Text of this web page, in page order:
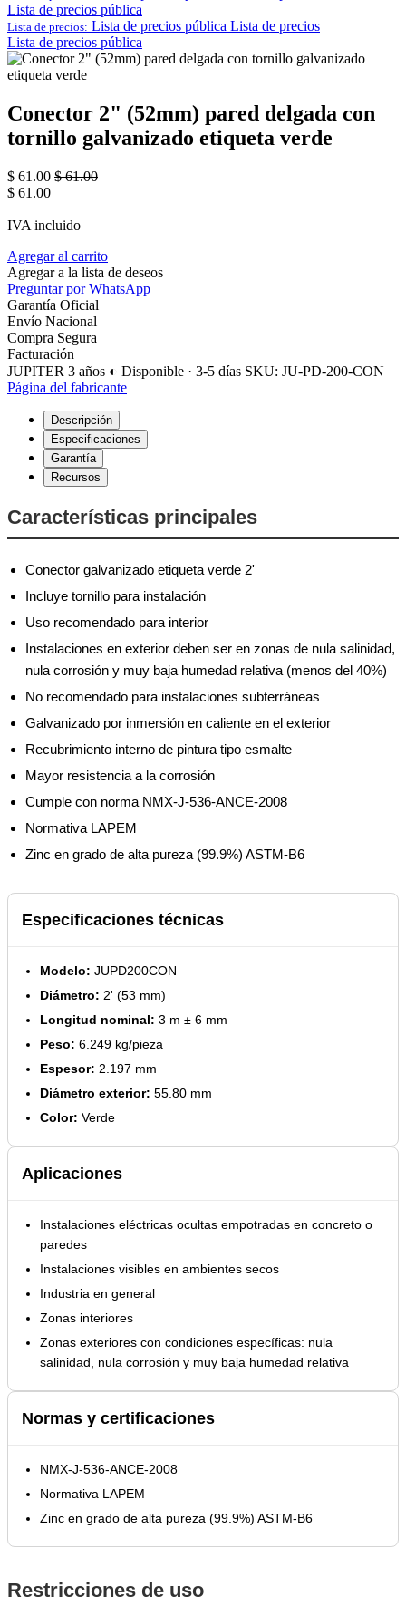
Lista de precios pública
Lista de precios: Lista de precios pública Lista de precios
Lista de precios pública
Conector 2" (52mm) pared delgada con
tornillo galvanizado etiqueta verde
$ 61.00 $61.00
$ 61.00
IVA incluido
Agregar al carrito
Agregar a la lista de deseos
Preguntar por WhatsApp
Garantía Oficial
Envío Nacional
Compra Segura
Facturación
JUPITER 3 años ◐ Disponible · 3-5 días SKU: JU-PD-200-CON
Página del fabricante
Descripción
Especificaciones
Garantía
Recursos
Características principales
Conector galvanizado etiqueta verde 2'
Incluye tornillo para instalación
Uso recomendado para interior
Instalaciones en exterior deben ser en zonas de nula salinidad,
nula corrosión y muy baja humedad relativa (menos del 40%)
No recomendado para instalaciones subterráneas
Galvanizado por inmersión en caliente en el exterior
Recubrimiento interno de pintura tipo esmalte
Mayor resistencia a la corrosión
Cumple con norma NMX-J-536-ANCE-2008
Normativa LAPEM
Zinc en grado de alta pureza (99.9%) ASTM-B6
Especificaciones técnicas
Modelo: JUPD200CON
Diámetro: 2' (53 mm)
Longitud nominal: 3 m ± 6 mm
Peso: 6.249 kg/pieza
Espesor: 2.197 mm
Diámetro exterior: 55.80 mm
Color: Verde
Aplicaciones
Instalaciones eléctricas ocultas empotradas en concreto o
paredes
Instalaciones visibles en ambientes secos
Industria en general
Zonas interiores
Zonas exteriores con condiciones específicas: nula
salinidad, nula corrosión y muy baja humedad relativa
Normas y certificaciones
NMX-J-536-ANCE-2008
Normativa LAPEM
Zinc en grado de alta pureza (99.9%) ASTM-B6
Restricciones de uso